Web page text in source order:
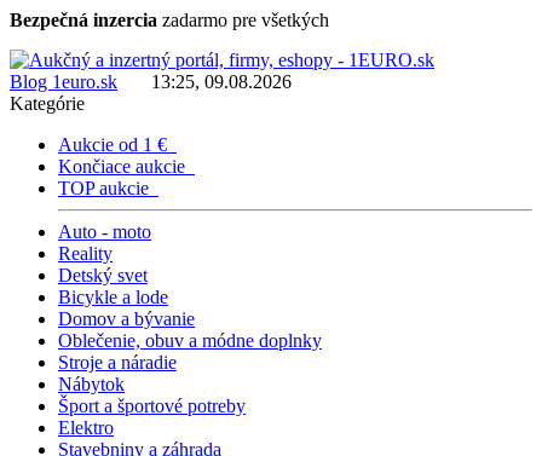
Bezpečná inzercia zadarmo pre všetkých
Blog 1euro.sk 13:25, 09.08.2026
Kategórie
Aukcie od 1 €
Končiace aukcie
TOP aukcie
Auto - moto
Reality
Detský svet
Bicykle a lode
Domov a bývanie
Oblečenie, obuv a módne doplnky
Stroje a náradie
Nábytok
Šport a športové potreby
Elektro
Stavebniny a záhrada